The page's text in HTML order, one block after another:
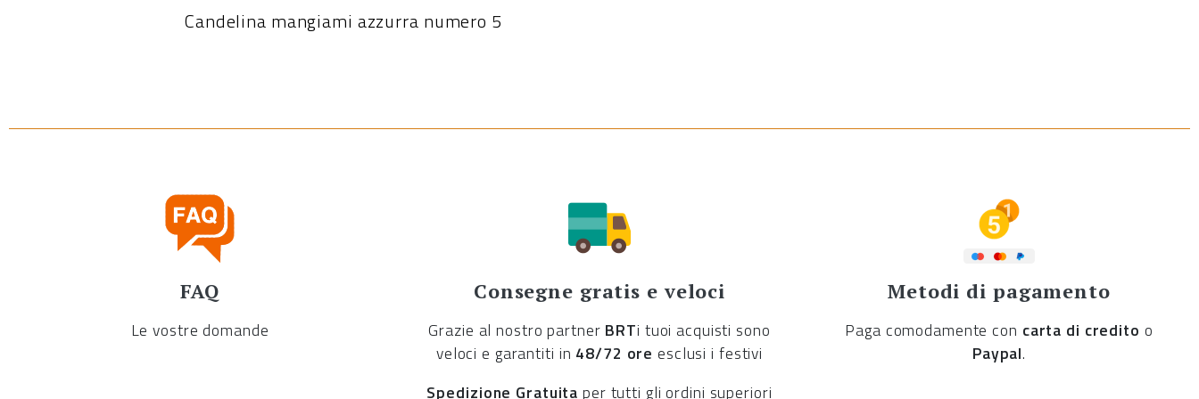
Candelina mangiami azzurra numero 5
FAQ
Le vostre domande
Consegne gratis e veloci
Grazie al nostro partner BRTi tuoi acquisti sono
veloci e garantiti in 48/72 ore esclusi i festivi
Spedizione Gratuita per tutti gli ordini superiori
Metodi di pagamento
Paga comodamente con carta di credito o
Paypal.